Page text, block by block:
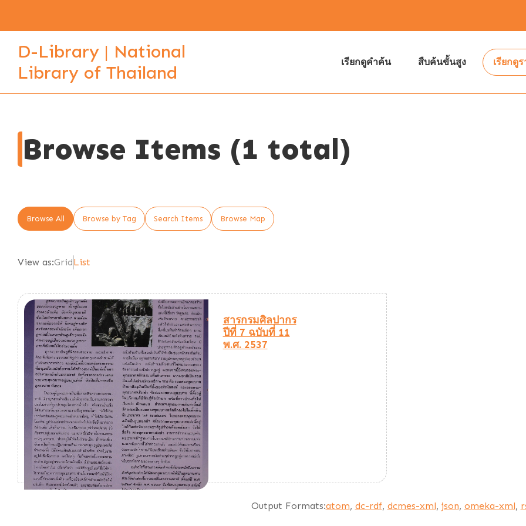
D-Library | National
Library of Thailand
เรียกดูคำค้น สืบค้นขั้นสูง เรียกดู
Browse Items (1 total)
Browse All Browse by Tag Search Items Browse Map
View as:GridList
สารกรมศิลปากร
ปีที่ 7 ฉบับที่ 11
พ.ศ. 2537
Output Formats:atom, dc-rdf, dcmes-xml, json, omeka-xml,